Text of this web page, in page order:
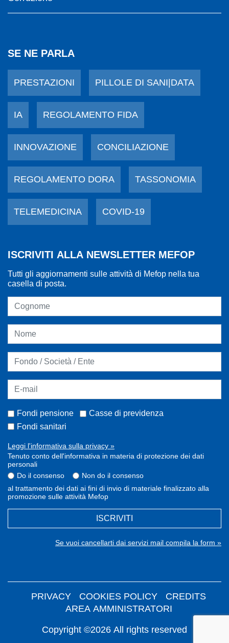
SE NE PARLA
PRESTAZIONI PILLOLE DI SANI|DATA
IA REGOLAMENTO FIDA
INNOVAZIONE CONCILIAZIONE
REGOLAMENTO DORA TASSONOMIA
TELEMEDICINA COVID-19
ISCRIVITI ALLA NEWSLETTER MEFOP
Tutti gli aggiornamenti sulle attività di Mefop nella tua
casella di posta.
Fondi pensione
Casse di previdenza
Fondi sanitari
Leggi l'informativa sulla privacy »
Tenuto conto dell'informativa in materia di protezione dei dati
personali
Do il consenso
Non do il consenso
al trattamento dei dati ai fini di invio di materiale finalizzato alla
promozione sulle attività Mefop
ISCRIVITI
Se vuoi cancellarti dai servizi mail compila la form »
Copyright ©2026 All rights reserved
PRIVACY COOKIES POLICY
CREDITS
AREA AMMINISTRATORI